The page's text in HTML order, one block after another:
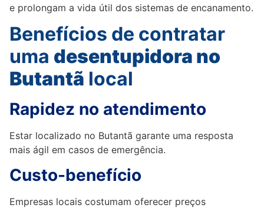
e prolongam a vida útil dos sistemas de encanamento.
Benefícios de contratar
uma desentupidora no
Butantã local
Rapidez no atendimento
Estar localizado no Butantã garante uma resposta
mais ágil em casos de emergência.
Custo-benefício
Empresas locais costumam oferecer preços